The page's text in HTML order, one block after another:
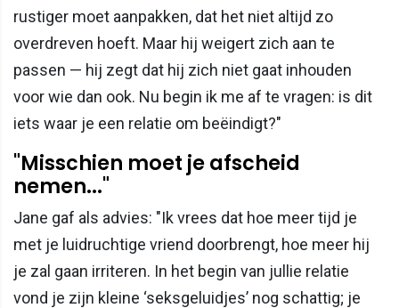
rustiger moet aanpakken, dat het niet altijd zo
overdreven hoeft. Maar hij weigert zich aan te
passen — hij zegt dat hij zich niet gaat inhouden
voor wie dan ook. Nu begin ik me af te vragen: is dit
iets waar je een relatie om beëindigt?"
"Misschien moet je afscheid
nemen..."
Jane gaf als advies: "Ik vrees dat hoe meer tijd je
met je luidruchtige vriend doorbrengt, hoe meer hij
je zal gaan irriteren. In het begin van jullie relatie
vond je zijn kleine ‘seksgeluidjes’ nog schattig; je